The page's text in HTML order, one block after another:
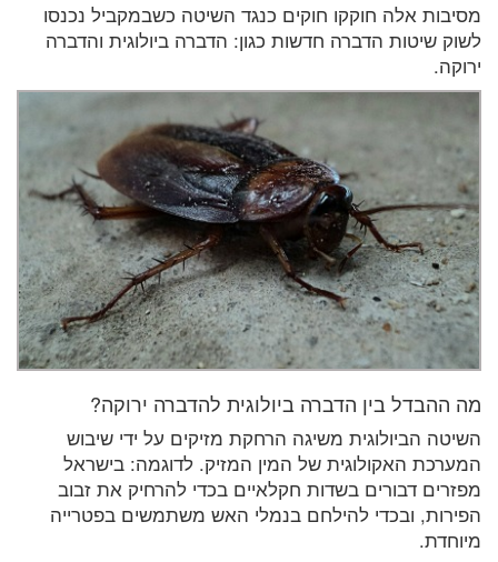
מסיבות אלה חוקקו חוקים כנגד השיטה כשבמקביל נכנסו
לשוק שיטות הדברה חדשות כגון: הדברה ביולוגית והדברה
ירוקה.
מה ההבדל בין הדברה ביולוגית להדברה ירוקה?
השיטה הביולוגית משיגה הרחקת מזיקים על ידי שיבוש
המערכת האקולוגית של המין המזיק. לדוגמה: בישראל
מפזרים דבורים בשדות חקלאיים בכדי להרחיק את זבוב
הפירות, ובכדי להילחם בנמלי האש משתמשים בפטרייה
מיוחדת.